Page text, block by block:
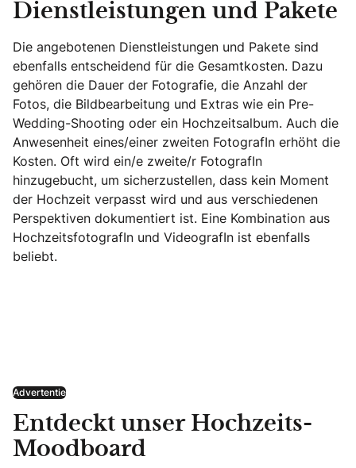
Dienstleistungen und Pakete
Die angebotenen Dienstleistungen und Pakete sind
ebenfalls entscheidend für die Gesamtkosten. Dazu
gehören die Dauer der Fotografie, die Anzahl der
Fotos, die Bildbearbeitung und Extras wie ein Pre-
Wedding-Shooting oder ein Hochzeitsalbum. Auch die
Anwesenheit eines/einer zweiten FotografIn erhöht die
Kosten. Oft wird ein/e zweite/r FotografIn
hinzugebucht, um sicherzustellen, dass kein Moment
der Hochzeit verpasst wird und aus verschiedenen
Perspektiven dokumentiert ist. Eine Kombination aus
HochzeitsfotografIn und VideografIn ist ebenfalls
beliebt.
Advertentie
Entdeckt unser Hochzeits-
Moodboard